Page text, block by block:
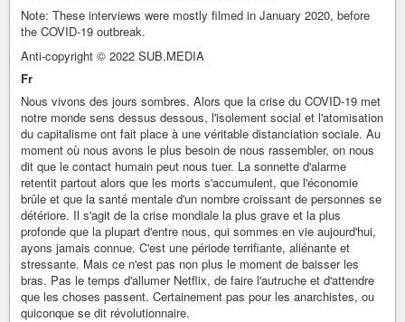
Note: These interviews were mostly filmed in January 2020, before
the COVID-19 outbreak.
Anti-copyright © 2022 SUB.MEDIA
Fr
Nous vivons des jours sombres. Alors que la crise du COVID-19 met
notre monde sens dessus dessous, l'isolement social et l'atomisation
du capitalisme ont fait place à une véritable distanciation sociale. Au
moment où nous avons le plus besoin de nous rassembler, on nous
dit que le contact humain peut nous tuer. La sonnette d'alarme
retentit partout alors que les morts s'accumulent, que l'économie
brûle et que la santé mentale d'un nombre croissant de personnes se
détériore. Il s'agit de la crise mondiale la plus grave et la plus
profonde que la plupart d'entre nous, qui sommes en vie aujourd'hui,
ayons jamais connue. C'est une période terrifiante, aliénante et
stressante. Mais ce n'est pas non plus le moment de baisser les
bras. Pas le temps d'allumer Netflix, de faire l'autruche et d'attendre
que les choses passent. Certainement pas pour les anarchistes, ou
quiconque se dit révolutionnaire.